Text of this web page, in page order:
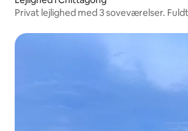
Privat lejlighed med 3 soveværelser.